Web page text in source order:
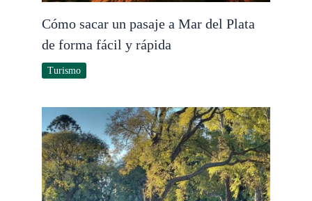
Cómo sacar un pasaje a Mar del Plata
de forma fácil y rápida
Turismo